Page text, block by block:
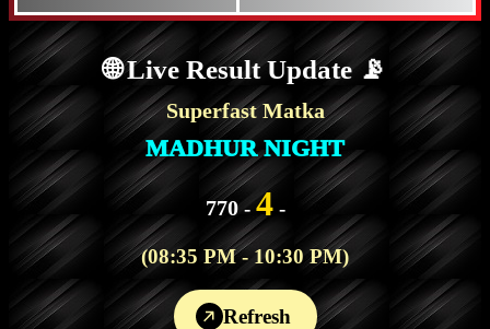
🌐Live Result Update📡
Superfast Matka
MADHUR NIGHT
770-4-
(08:35 PM - 10:30 PM)
Refresh